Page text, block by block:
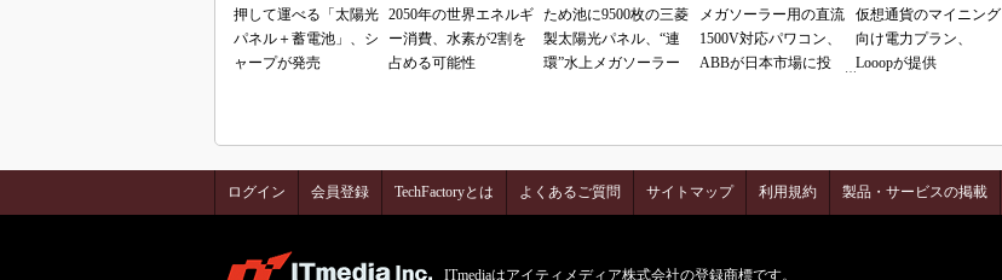
押して運べる「太陽光
パネル＋蓄電池」、シ
ャープが発売
2050年の世界エネルギ
ー消費、水素が2割を
占める可能性
ため池に9500枚の三菱
製太陽光パネル、“連
環”水上メガソーラー
メガソーラー用の直流
1500V対応パワコン、
ABBが日本市場に投
仮想通貨のマイニング
向け電力プラン、
Looopが提供
ログイン 会員登録 TechFactoryとは よくあるご質問 サイトマップ 利用規約 製品・サービスの掲載
ITmediaはアイティメディア株式会社の登録商標です。